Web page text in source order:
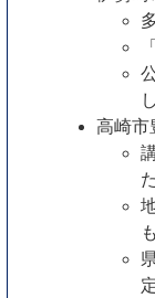
高崎市